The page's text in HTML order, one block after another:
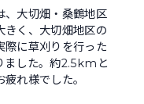
、大切畑・桑鶴地区
きく、大切畑地区の
際に草刈りを行った
ました。約2.5kmと
れ様でした。